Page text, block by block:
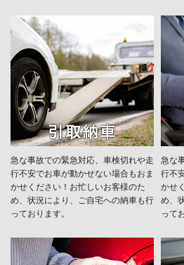
急な事故での緊急対応、車検切れや走
行不安でお車が動かせない場合もおま
かせください！お忙しいお客様のた
め、状況により、ご自宅への納⾞も⾏
っております。
急な
行不
かせ
め、
って